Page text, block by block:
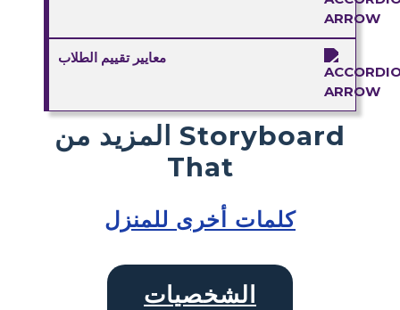
معايير تقييم الطلاب
المزيد من Storyboard
That
كلمات أخرى للمنزل
الشخصيات